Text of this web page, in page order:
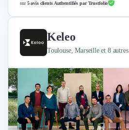
sur5 avis clients Authentifiés par Trustfolio
Keleo
Toulouse, Marseille et 8 autres